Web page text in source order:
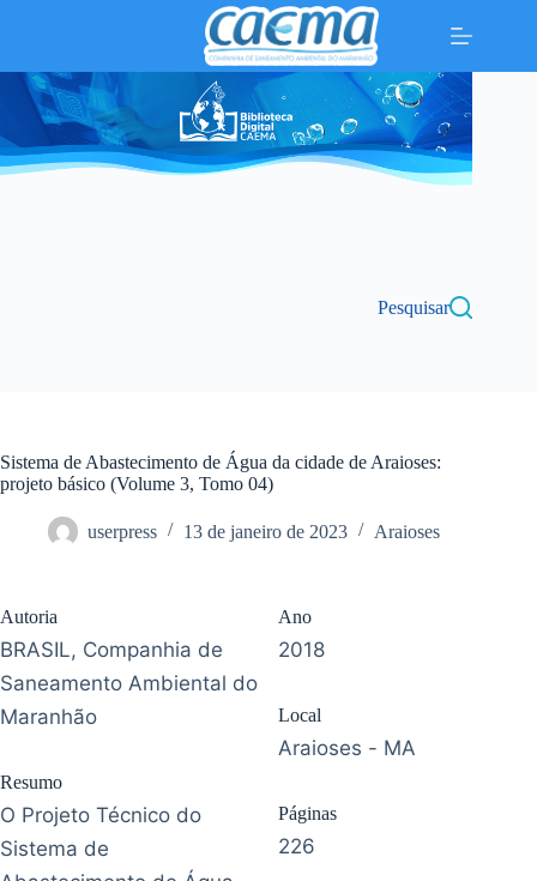
conteúdo
Pesquisar
Sistema de Abastecimento de Água da cidade de Araioses:
projeto básico (Volume 3, Tomo 04)
userpress 13 de janeiro de 2023 Araioses
Autoria
BRASIL, Companhia de
Saneamento Ambiental do
Maranhão
Resumo
O Projeto Técnico do
Sistema de
Ano
2018
Local
Araioses - MA
Páginas
226